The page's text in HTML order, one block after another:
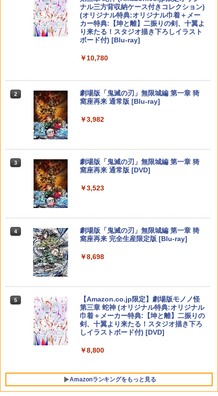
￥1,480
型クリアケース リラックマ[在庫品]
￥1,910
【マラソン期間ポイント2倍＆クーポン
ー 入れ物 コンパクト 収納
4
【7週連続1位】inklink公式 Switch / Sw
ァームウェア プロコン プロコン2 プロコ
ントローラー スイッチ2 スイッチ Switc
ラー 連射機能 ワイヤレス switch2コン
【特典】テイルズ オブ エターニア リマ
スター Switch2版(【早期購入特典】超
冒険お役立ちセット)
￥3,722
￥1,980
PRO FREAK Aoi V3 プロフリーク PS5
節profreak バージョン3 PS4 PS5 ninte
￥1,999
ゴムキャップ ) ショートタイプ 凸型 プ
節 profreek バージョン2 nintendo swit
ch プロコン対応【定形外郵便のみ送料
製 しまリス堂
グランツーリスモ7 PS5版
￥3,779
【特典】真・三國無双2 with 猛将伝 Re
mastered PS5版(【早期購入封入特
典】「赤兎鐙『真・三國無双2』レトロ
スタイル」DLC)
￥6,358
「天気の子」Blu-rayスタンダード・エ
ディション【Blu-ray】 [ 醍醐虎汰朗 ]
￥4,290
3
【特典付】【Blu-ray】【新品】 劇場版
「鬼滅の刃」無限城編 第一章 猗窩座再
来 通常版 Blu-ray 佐賀
4
Thunderbolt Fantasy 東離劍遊紀4 4(完
全生産限定版)【Blu-ray】 [ 鳥海浩輔 ]
￥6,436
5
「劇場版 あの日見た花の名前を僕達はま
だ知らない。」4K Ultra HD Blu-ray(通
ーズ ]
￥5,832
スプラトゥーン レイダース -Switch2
ニンテンドープリペイド番号 9000円|オ
￥9,000
ニンテンドープリペイド番号 5000円|オ
ンラインコード版
ese only (CFI-2200B01)
￥55,000
Beast of Reincarnation -PS5 【特典】
【純正品】DualSense ワイヤレスコン
【純正品】DualSense ワイヤレスコン
￥10,737
￥8,300
ラー (ロボット ホワイト)
ラー (カーボンブラック)
【純正品】Xbox 充電式バッテリー + US
【国内正規品】Thrustmaster スラスト
S5、PS5 Pro、Xbox One、Xbox Serie
￥14,141
ナル三方背収納ケース付きコレクション)
(オリジナル特典:オリジナル巾着＋メー
カー特典:【坤と離】二振りの剣、十翼よ
り来たる！スタジオ描き下ろしイラスト
ボード付) [Blu-ray]
￥10,780
2
劇場版「鬼滅の刃」無限城編 第一章 猗
窩座再来 通常版 [Blu-ray]
￥3,982
3
劇場版「鬼滅の刃」無限城編 第一章 猗
窩座再来 通常版 [DVD]
￥3,523
4
劇場版「鬼滅の刃」無限城編 第一章 猗
窩座再来 完全生産限定版 [Blu-ray]
￥8,698
5
【Amazon.co.jp限定】劇場版モノノ怪
第三章 蛇神 (オリジナル特典:オリジナル
巾着＋メーカー特典:【坤と離】二振りの
剣、十翼より来たる！スタジオ描き下ろ
しイラストボード付) [DVD]
￥8,800
Amazonランキングをもっと見る